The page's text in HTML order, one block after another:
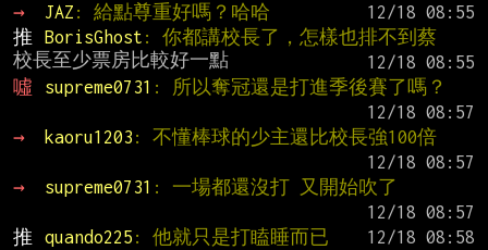
→
JAZ : 給點尊重好嗎？哈哈
推
BorisGhost : 你都講校長了，怎樣也排不到蔡
噓
supreme0731 : 所以奪冠還是打進季後賽了嗎？
→
kaoru1203 : 不懂棒球的少主還比校長強100倍
→
supreme0731 : 一場都還沒打 又開始吹了
推
quando225 : 他就只是打瞌睡而已